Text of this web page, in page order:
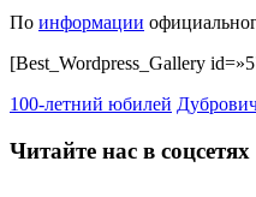
По информации
[Best_Wordpress_Gallery
100-летний юбилей
Читайте нас в соцсетях